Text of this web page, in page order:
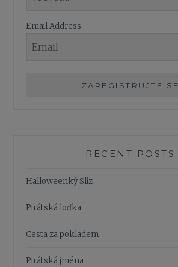
Email Address
ZAREGISTRUJTE SE
RECENT POSTS
Halloweenký Sliz
Pirátská loďka
Cesta za pokladem
Pirátská jména